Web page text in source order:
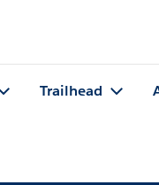
Trailhead